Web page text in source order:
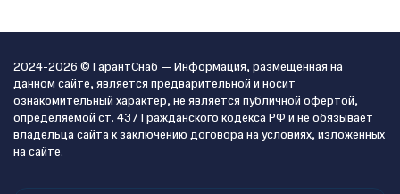
2024-2026 © ГарантСнаб — Информация, размещенная на
данном сайте, является предварительной и носит
ознакомительный характер, не является публичной офертой,
определяемой ст. 437 Гражданского кодекса РФ и не обязывает
владельца сайта к заключению договора на условиях, изложенных
на сайте.